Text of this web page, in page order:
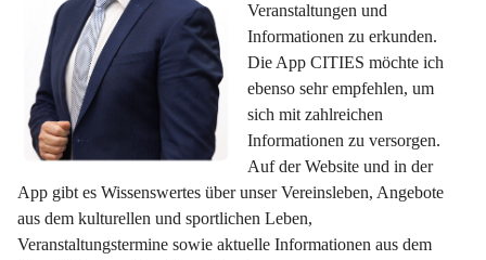
Veranstaltungen und
Informationen zu erkunden.
Die App CITIES möchte ich
ebenso sehr empfehlen, um
sich mit zahlreichen
Informationen zu versorgen.
Auf der Website und in der
App gibt es Wissenswertes über unser Vereinsleben, Angebote
aus dem kulturellen und sportlichen Leben,
Veranstaltungstermine sowie aktuelle Informationen aus dem